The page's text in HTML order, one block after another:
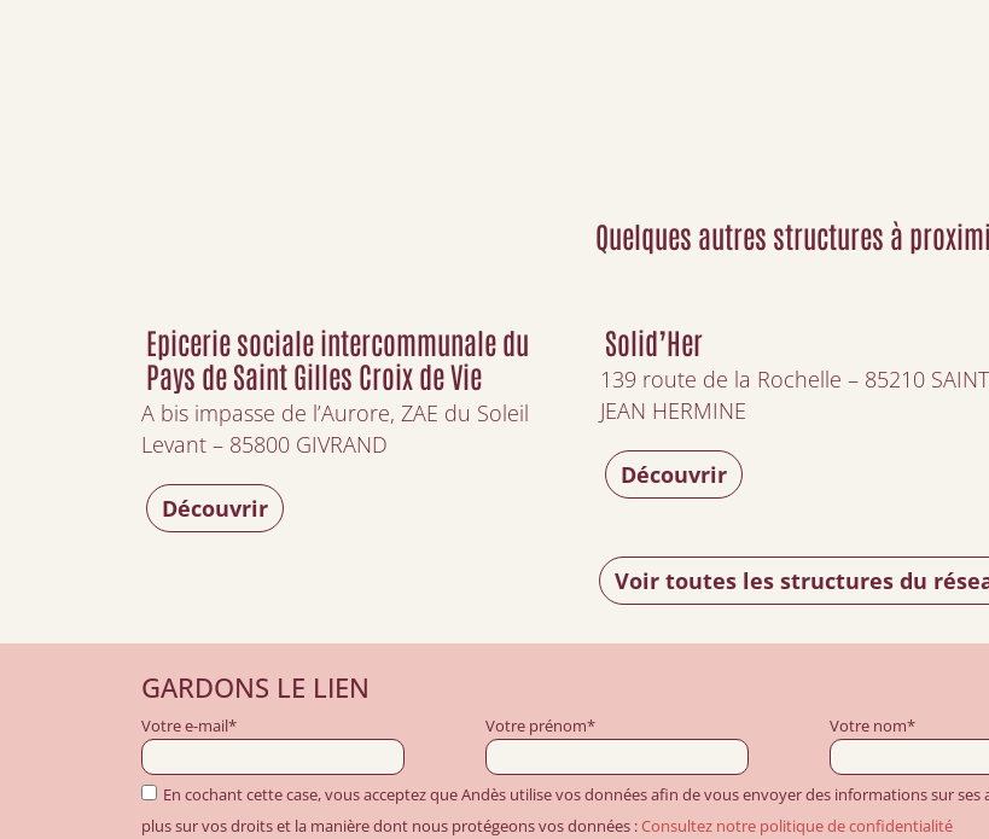
Quelques autres structures à
Epicerie sociale intercommunale du
Pays de Saint Gilles Croix de Vie
A bis impasse de l’Aurore, ZAE du Soleil
Levant – 85800 GIVRAND
Découvrir
Solid’Her
139 route de la Rochelle – 85210
JEAN HERMINE
Découvrir
Voir toutes les structures du
GARDONS LE LIEN
Votre e-mail* Votre prénom* Votre nom*
En cochant cette case, vous acceptez que Andès utilise vos données afin de vous envoyer des informations sur
plus sur vos droits et la manière dont nous protégeons vos données :Consultez notre politique de confidentialité